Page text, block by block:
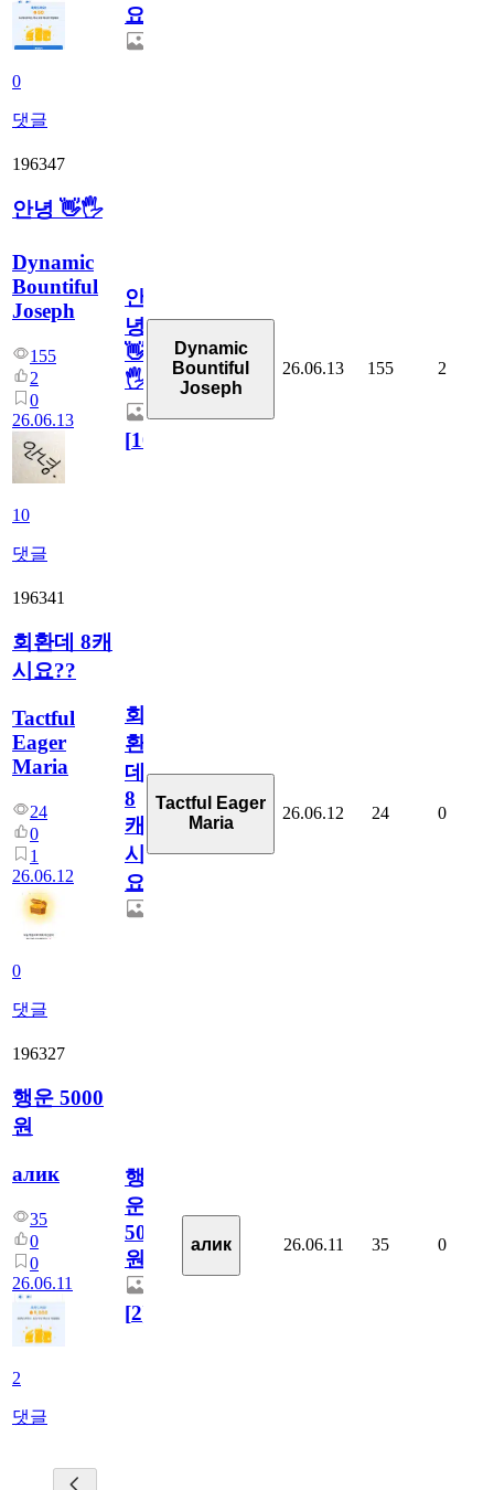
0
댓글
요.
196347
안녕 👋🖐
Dynamic
Bountiful
Joseph
155
2
0
26.06.13
10
댓글
안
녕
👋
🖐
[10
Dynamic
Bountiful
Joseph
26.06.13 155 2
196341
회환데 8캐
시요??
Tactful
Eager
Maria
24
0
1
26.06.12
0
댓글
회
환
데
8
캐
시
요??
Tactful Eager
Maria
26.06.12 24 0
196327
행운 5000
원
алик
35
0
0
26.06.11
2
댓글
행
운
5000
원
[2]
алик 26.06.11 35 0